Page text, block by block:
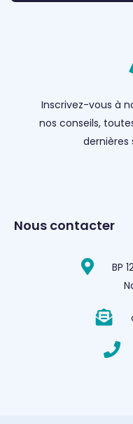
Inscrivez-vous à
nos conseils,
dernières
Nous contacter
BP